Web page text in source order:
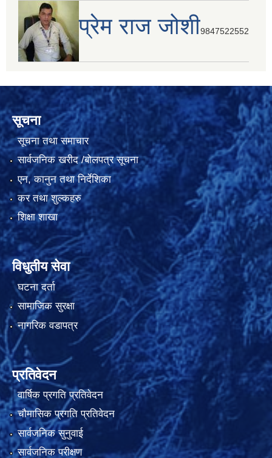
प्रेम राज जोशी9847522552
सूचना
सूचना तथा समाचार
सार्वजनिक खरीद /बोलपत्र सूचना
एन, कानुन तथा निर्देशिका
कर तथा शुल्कहरु
शिक्षा शाखा
विधुतीय सेवा
घटना दर्ता
सामाजिक सुरक्षा
नागरिक वडापत्र
प्रतिवेदन
वार्षिक प्रगति प्रतिवेदन
चौमासिक प्रगति प्रतिवेदन
सार्वजनिक सुनुवाई
सार्वजनिक परीक्षण